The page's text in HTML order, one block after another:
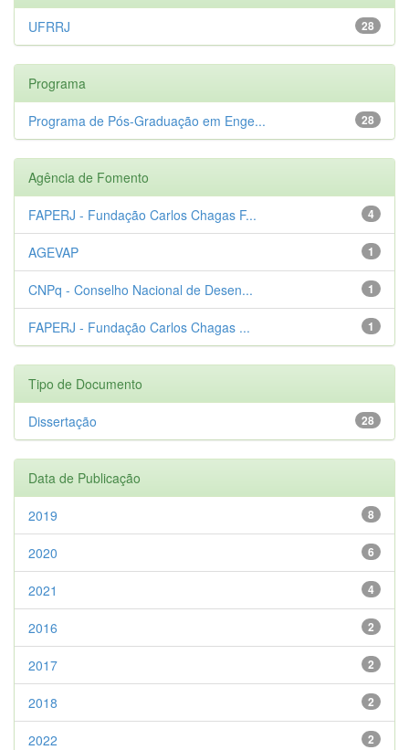
28
UFRRJ
Programa
28
Programa de Pós-Graduação em Enge...
Agência de Fomento
4
FAPERJ - Fundação Carlos Chagas F...
1
AGEVAP
1
CNPq - Conselho Nacional de Desen...
1
FAPERJ - Fundação Carlos Chagas ...
Tipo de Documento
28
Dissertação
Data de Publicação
8
2019
6
2020
4
2021
2
2016
2
2017
2
2018
2
2022